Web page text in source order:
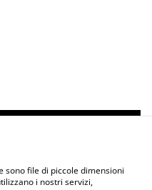
sono file di piccole dimensioni
i nostri servizi,